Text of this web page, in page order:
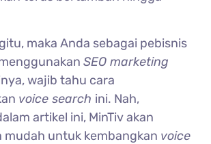
maka Anda sebagai pebisnis
SEO marketing
wajib tahu cara
voice search ini. Nah,
artikel ini, MinTiv akan
mudah untuk kembangkan voice